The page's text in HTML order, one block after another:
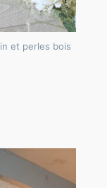
et perles bois